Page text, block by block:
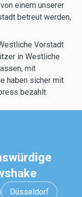
einem unserer
betreut werden,
Vorstadt
in Westliche
mit
haben sicher mit
bezahlt.
Düsseldorf